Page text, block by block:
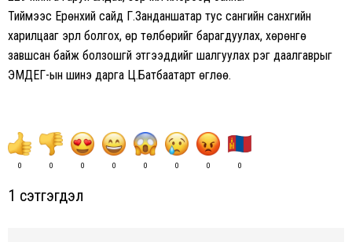
Тиймээс Ерөнхий сайд Г.Занданшатар тус сангийн санхүүгийн
харилцааг эрүүл болгох, өр төлбөрийг барагдуулах, хөрөнгө
завшсан байж болзошгүй этгээдүүдийг шалгуулах үүрэг даалгаврыг
ЭМДЕГ-ын шинэ дарга Ц.Батбаатарт өглөө.
0 0 0 0 0 0 0 0
1 сэтгэгдэл